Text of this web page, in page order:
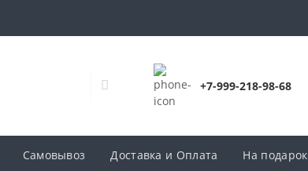
+7-999-218-98-68
Самовывоз Доставка и Оплата На подарок